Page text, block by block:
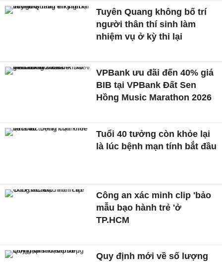
Tuyên Quang không bố trí
người thân thí sinh làm
nhiệm vụ ở kỳ thi lại
VPBank ưu đãi đến 40% giá
BIB tại VPBank Đất Sen
Hồng Music Marathon 2026
Tuổi 40 tưởng còn khỏe lại
là lúc bệnh mạn tính bắt đầu
Công an xác minh clip 'bảo
mẫu bạo hành trẻ 'ở
TP.HCM
Quy định mới về số lượng